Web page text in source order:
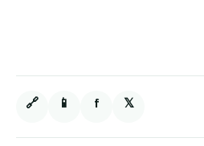
𝕏
f
📱
🔗